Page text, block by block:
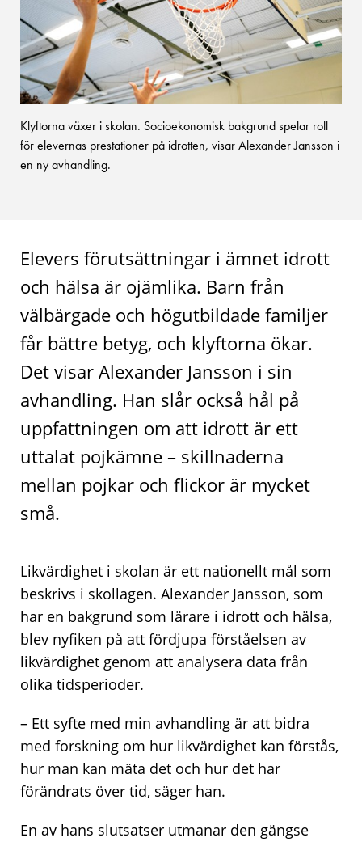
Klyftorna växer i skolan. Socioekonomisk bakgrund spelar roll
för elevernas prestationer på idrotten, visar Alexander Jansson i
en ny avhandling.
Elevers förutsättningar i ämnet idrott
och hälsa är ojämlika. Barn från
välbärgade och högutbildade familjer
får bättre betyg, och klyftorna ökar.
Det visar Alexander Jansson i sin
avhandling. Han slår också hål på
uppfattningen om att idrott är ett
uttalat pojkämne – skillnaderna
mellan pojkar och flickor är mycket
små.
Likvärdighet i skolan är ett nationellt mål som
beskrivs i skollagen. Alexander Jansson, som
har en bakgrund som lärare i idrott och hälsa,
blev nyfiken på att fördjupa förståelsen av
likvärdighet genom att analysera data från
olika tidsperioder.
– Ett syfte med min avhandling är att bidra
med forskning om hur likvärdighet kan förstås,
hur man kan mäta det och hur det har
förändrats över tid, säger han.
En av hans slutsatser utmanar den gängse